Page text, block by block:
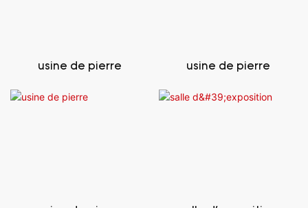
usine de pierre usine de pierre